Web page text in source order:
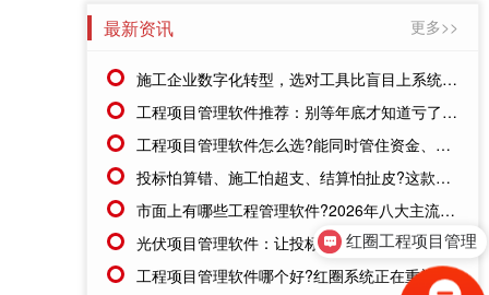
最新资讯 更多>>
施工企业数字化转型，选对工具比盲目上系统更重要
工程项目管理软件推荐：别等年底才知道亏了!这套系统让每一分钱都有迹可循
工程项目管理软件怎么选?能同时管住资金、成本、进度的才靠谱
投标怕算错、施工怕超支、结算怕扯皮?这款施工成本管理系统一招全解决
市面上有哪些工程管理软件?2026年八大主流工具深度盘点
光伏项目管理软件：让投标管理跑在竞争前面
工程项目管理软件哪个好?红圈系统正在重塑工程企业的"数字大脑"
售前咨询